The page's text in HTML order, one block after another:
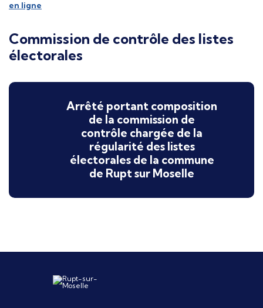
en ligne
Commission de contrôle des listes
électorales
Arrêté portant composition
de la commission de
contrôle chargée de la
régularité des listes
électorales de la commune
de Rupt sur Moselle